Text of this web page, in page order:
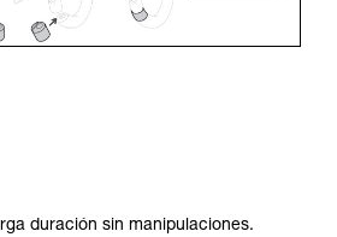
duración sin manipulaciones.